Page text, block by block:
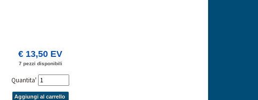
€ 13,50 EV
7 pezzi disponibili
Quantita'
Aggiungi al carrello